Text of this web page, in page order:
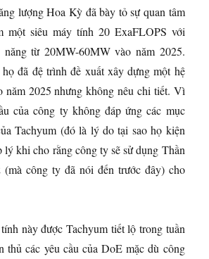
lượng Hoa Kỳ đã bày tỏ sự quan tâm
một siêu máy tính 20 ExaFLOPS với
từ 20MW-60MW vào năm 2025.
đã đệ trình đề xuất xây dựng một hệ
năm 2025 nhưng không nêu chi tiết. Vì
của công ty không đáp ứng các mục
Tachyum (đó là lý do tại sao họ kiện
lý khi cho rằng công ty sẽ sử dụng Thần
(mà công ty đã nói đến trước đây) cho
này được Tachyum tiết lộ trong tuần
thủ các yêu cầu của DoE mặc dù công